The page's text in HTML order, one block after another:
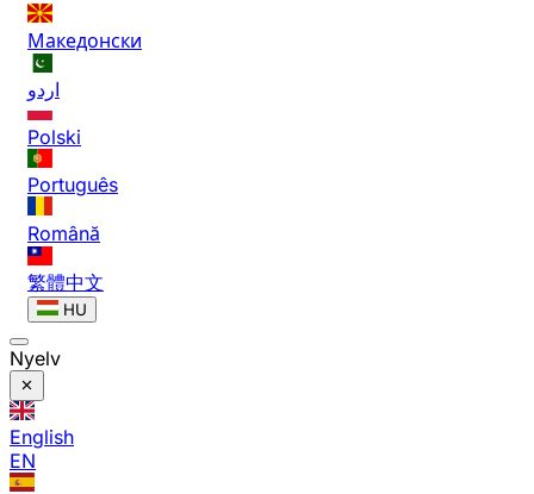
Македонски
اردو
Polski
Português
Română
繁體中文
HU
Nyelv
English
EN